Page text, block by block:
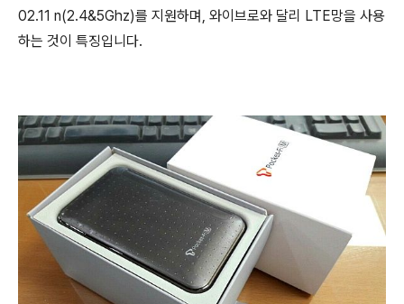
02.11 n(2.4&5Ghz)를 지원하며, 와이브로와 달리 LTE망을 사용
하는 것이 특징입니다.